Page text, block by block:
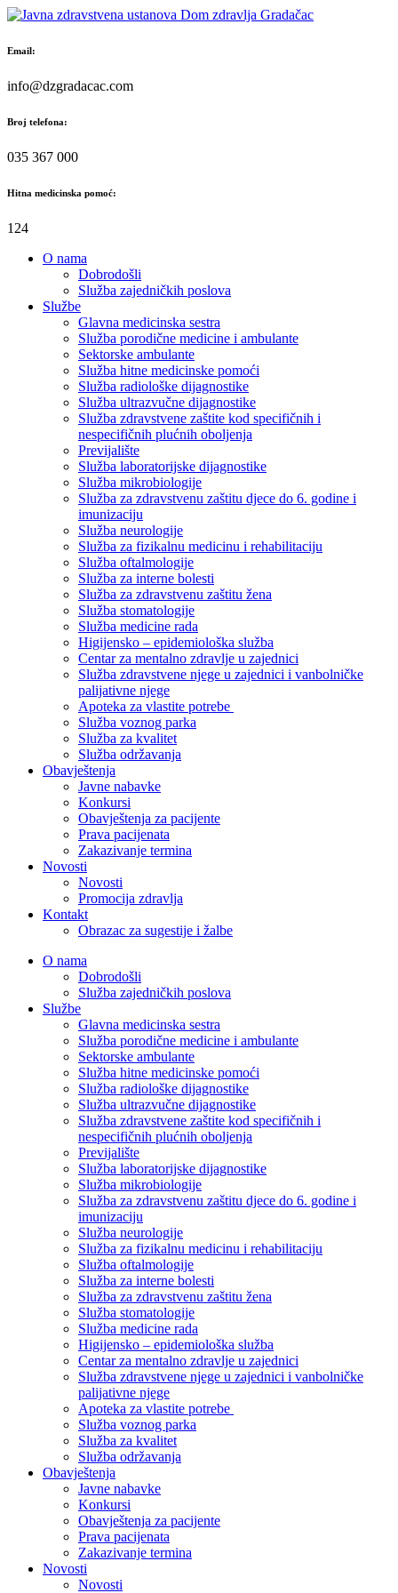
Skip
content
Email:
info@dzgradacac.com
Broj telefona:
035 367 000
Hitna medicinska pomoć:
124
O nama
Dobrodošli
Služba zajedničkih poslova
Službe
Glavna medicinska sestra
Služba porodične medicine i ambulante
Sektorske ambulante
Služba hitne medicinske pomoći
Služba radiološke dijagnostike
Služba ultrazvučne dijagnostike
Služba zdravstvene zaštite kod specifičnih i
nespecifičnih plućnih oboljenja
Previjalište
Služba laboratorijske dijagnostike
Služba mikrobiologije
Služba za zdravstvenu zaštitu djece do 6. godine i
imunizaciju
Služba neurologije
Služba za fizikalnu medicinu i rehabilitaciju
Služba oftalmologije
Služba za interne bolesti
Služba za zdravstvenu zaštitu žena
Služba stomatologije
Služba medicine rada
Higijensko – epidemiološka služba
Centar za mentalno zdravlje u zajednici
Služba zdravstvene njege u zajednici i vanbolničke
palijativne njege
Apoteka za vlastite potrebe
Služba voznog parka
Služba za kvalitet
Služba održavanja
Obavještenja
Javne nabavke
Konkursi
Obavještenja za pacijente
Prava pacijenata
Zakazivanje termina
Novosti
Novosti
Promocija zdravlja
Kontakt
Obrazac za sugestije i žalbe
O nama
Dobrodošli
Služba zajedničkih poslova
Službe
Glavna medicinska sestra
Služba porodične medicine i ambulante
Sektorske ambulante
Služba hitne medicinske pomoći
Služba radiološke dijagnostike
Služba ultrazvučne dijagnostike
Služba zdravstvene zaštite kod specifičnih i
nespecifičnih plućnih oboljenja
Previjalište
Služba laboratorijske dijagnostike
Služba mikrobiologije
Služba za zdravstvenu zaštitu djece do 6. godine i
imunizaciju
Služba neurologije
Služba za fizikalnu medicinu i rehabilitaciju
Služba oftalmologije
Služba za interne bolesti
Služba za zdravstvenu zaštitu žena
Služba stomatologije
Služba medicine rada
Higijensko – epidemiološka služba
Centar za mentalno zdravlje u zajednici
Služba zdravstvene njege u zajednici i vanbolničke
palijativne njege
Apoteka za vlastite potrebe
Služba voznog parka
Služba za kvalitet
Služba održavanja
Obavještenja
Javne nabavke
Konkursi
Obavještenja za pacijente
Prava pacijenata
Zakazivanje termina
Novosti
Novosti